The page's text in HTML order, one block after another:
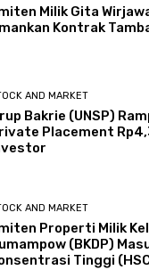
Milik Gita
Kontrak
AND MARKET
Bakrie (UNSP)
Placement
AND MARKET
Properti Milik
(BKDP)
Tinggi